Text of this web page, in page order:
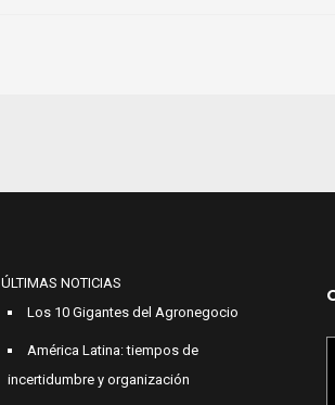
ÚLTIMAS NOTICIAS
Los 10 Gigantes del Agronegocio
América Latina: tiempos de
incertidumbre y organización